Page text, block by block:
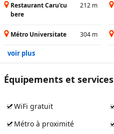
Restaurant Caru'cu
bere
212 m
Métro Universitate 304 m
voir plus
Équipements et services
WiFi gratuit
Métro à proximité